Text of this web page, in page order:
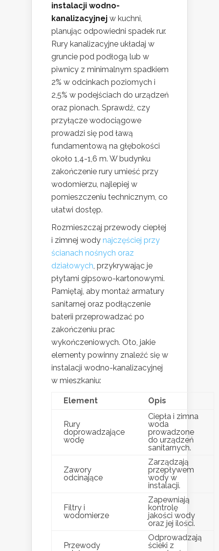
instalacji wodno-
kanalizacyjnej w kuchni,
planując odpowiedni spadek rur.
Rury kanalizacyjne układaj w
gruncie pod podłogą lub w
piwnicy z minimalnym spadkiem
2% w odcinkach poziomych i
2,5% w podejściach do urządzeń
oraz pionach. Sprawdź, czy
przyłącze wodociągowe
prowadzi się pod ławą
fundamentową na głębokości
około 1,4-1,6 m. W budynku
zakończenie rury umieść przy
wodomierzu, najlepiej w
pomieszczeniu technicznym, co
ułatwi dostęp.
Rozmieszczaj przewody ciepłej
i zimnej wody najczęściej przy
ścianach nośnych oraz
działowych , przykrywając je
płytami gipsowo-kartonowymi.
Pamiętaj, aby montaż armatury
sanitarnej oraz podłączenie
baterii przeprowadzać po
zakończeniu prac
wykończeniowych. Oto, jakie
elementy powinny znaleźć się w
instalacji wodno-kanalizacyjnej
w mieszkaniu:
Element Opis
Rury
doprowadzające
wodę
Ciepła i zimna
woda
prowadzone
do urządzeń
sanitarnych.
Zawory
odcinające
Zarządzają
przepływem
wody w
instalacji.
Filtry i
wodomierze
Zapewniają
kontrolę
jakości wody
oraz jej ilości.
Przewody
Odprowadzają
ścieki z